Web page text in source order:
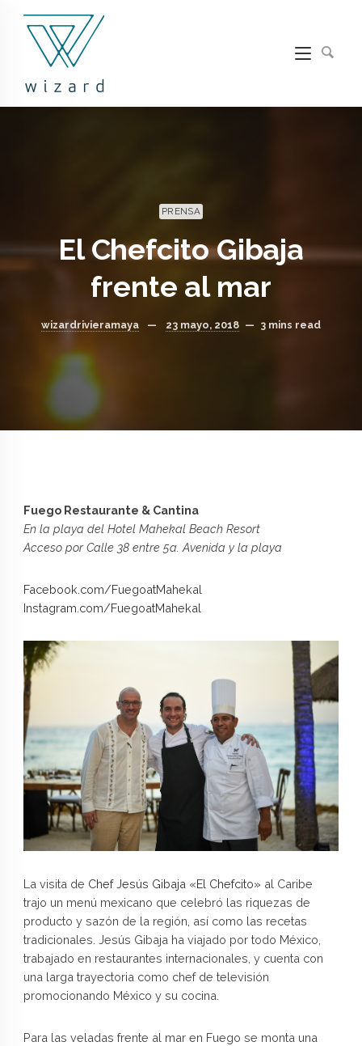
PRENSA
El Chefcito Gibaja
frente al mar
wizardrivieramaya — 23 mayo, 2018 — 3 mins read
Fuego Restaurante & Cantina
En la playa del Hotel Mahekal Beach Resort
Acceso por Calle 38 entre 5a. Avenida y la playa
Facebook.com/FuegoatMahekal
Instagram.com/FuegoatMahekal
La visita de Chef Jesús Gibaja «El Chefcito» al Caribe
trajo un menú mexicano que celebró las riquezas de
producto y sazón de la región, así como las recetas
tradicionales. Jesús Gibaja ha viajado por todo México,
trabajado en restaurantes internacionales, y cuenta con
una larga trayectoria como chef de televisión
promocionando México y su cocina.
Para las veladas frente al mar en Fuego se monta una